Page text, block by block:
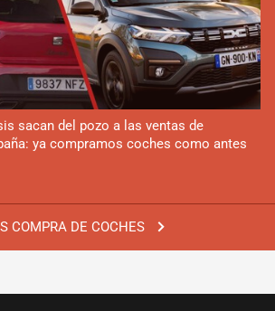
COMPRA DE COCHES
sacan del pozo a las ventas de
ya compramos coches como antes